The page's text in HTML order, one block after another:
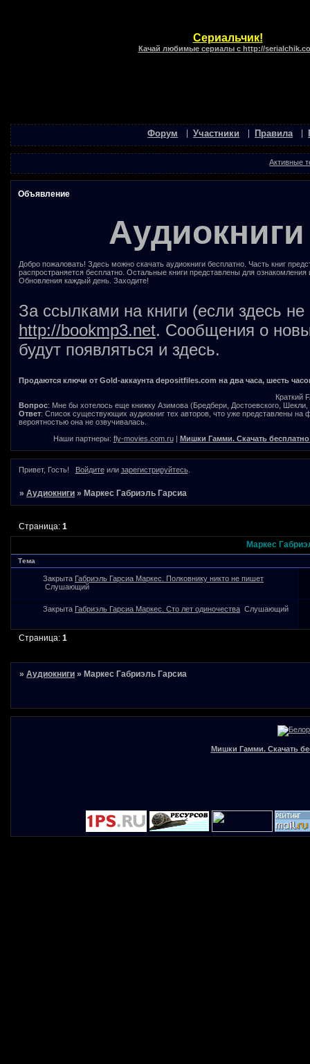
Сериальчик!
Качай любимые сериалы с http://
Форум Участники Правила
Активные
Объявление
Добро пожаловать! Здесь можно скачать аудиокниги бесплатно. Часть книг
распространяется бесплатно. Остальные книги представлены для
Обновления каждый день. Заходите!
За ссылками на книги (если здесь
http://bookmp3.net. Сообщения о
будут появляться и здесь.
Продаются ключи от Gold-аккаунта depositfiles.com на два часа, шесть
Краткий
Вопрос: Мне бы хотелось еще книжку Азимова (Бредбери, Достоевского, Шекли,
Ответ: Список существующих аудиокниг тех авторов, что уже представлены на
вероятностью она не озвучивалась.
Наши партнеры: fly-movies.com.ru| Мишки Гамми. Скачать
Привет, Гость! Войдитеили зарегистрируйтесь.
»Аудиокниги » Маркес Габриэль Гарсиа
Маркес
Страница:1
Тема
Закрыта Габриэль Гарсиа Маркес. Полковнику никто не пишет
Слушающий
Закрыта Габриэль Гарсиа Маркес. Сто лет одиночества Слушающий
Страница:1
»Аудиокниги » Маркес Габриэль Гарсиа
Мишки Гамми. Скачать